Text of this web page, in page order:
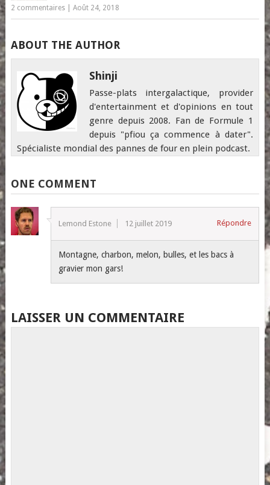
2 commentaires| Août 24, 2018
ABOUT THE AUTHOR
Shinji
Passe-plats intergalactique, provider
d'entertainment et d'opinions en tout
genre depuis 2008. Fan de Formule 1
depuis "pfiou ça commence à dater".
Spécialiste mondial des pannes de four en plein podcast.
ONE COMMENT
Lemond Estone 12 juillet 2019 Répondre
Montagne, charbon, melon, bulles, et les bacs à
gravier mon gars!
LAISSER UN COMMENTAIRE